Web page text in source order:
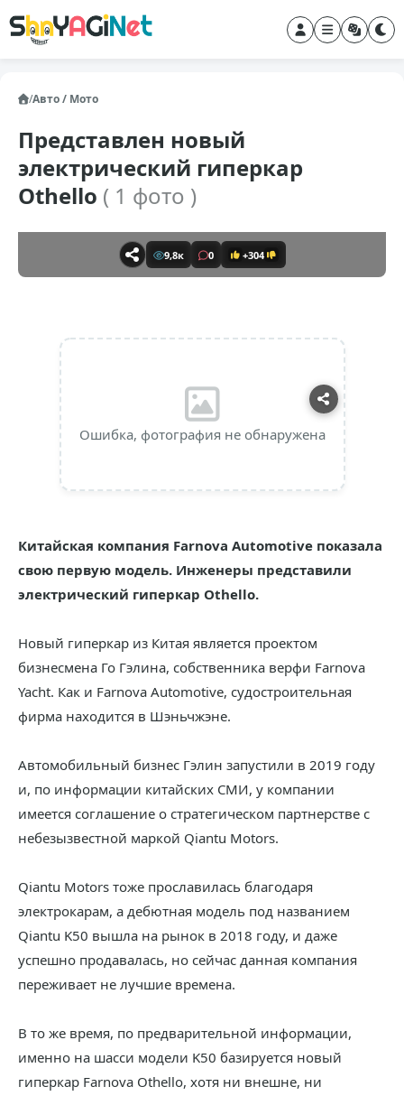
/Авто / Мото
Представлен новый
электрический гиперкар
Othello ( 1 фото )
9,8к 0 +304
Ошибка, фотография не обнаружена
Китайская компания Farnova Automotive показала
свою первую модель. Инженеры представили
электрический гиперкар Othello.
Новый гиперкар из Китая является проектом
бизнесмена Го Гэлина, собственника верфи Farnova
Yacht. Как и Farnova Automotive, судостроительная
фирма находится в Шэньчжэне.
Автомобильный бизнес Гэлин запустили в 2019 году
и, по информации китайских СМИ, у компании
имеется соглашение о стратегическом партнерстве с
небезызвестной маркой Qiantu Motors.
Qiantu Motors тоже прославилась благодаря
электрокарам, а дебютная модель под названием
Qiantu K50 вышла на рынок в 2018 году, и даже
успешно продавалась, но сейчас данная компания
переживает не лучшие времена.
В то же время, по предварительной информации,
именно на шасси модели K50 базируется новый
гиперкар Farnova Othello, хотя ни внешне, ни